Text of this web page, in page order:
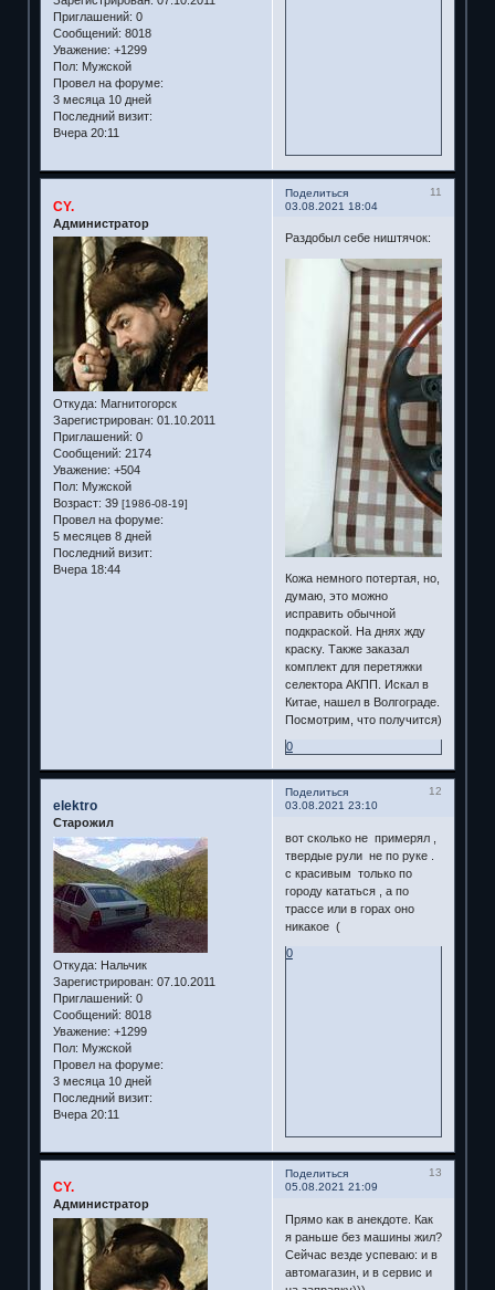
Приглашений: 0
Сообщений: 8018
Уважение: +1299
Пол: Мужской
Провел на форуме:
3 месяца 10 дней
Последний визит:
Вчера 20:11
Поделиться
11
03.08.2021 18:04
CY.
Администратор
Откуда: Магнитогорск
Зарегистрирован: 01.10.2011
Приглашений: 0
Сообщений: 2174
Уважение: +504
Пол: Мужской
Возраст: 39 [1986-08-19]
Провел на форуме:
5 месяцев 8 дней
Последний визит:
Вчера 18:44
Раздобыл себе ништячок:
Кожа немного потертая, но,
думаю, это можно
исправить обычной
подкраской. На днях жду
краску. Также заказал
комплект для перетяжки
селектора АКПП. Искал в
Китае, нашел в Волгограде.
Посмотрим, что получится)
0
Поделиться
12
03.08.2021 23:10
elektro
Старожил
Откуда: Нальчик
Зарегистрирован: 07.10.2011
Приглашений: 0
Сообщений: 8018
Уважение: +1299
Пол: Мужской
Провел на форуме:
3 месяца 10 дней
Последний визит:
Вчера 20:11
вот сколько не примерял ,
твердые рули не по руке .
с красивым только по
городу кататься , а по
трассе или в горах оно
никакое (
0
Поделиться
13
05.08.2021 21:09
CY.
Администратор
Прямо как в анекдоте. Как
я раньше без машины жил?
Сейчас везде успеваю: и в
автомагазин, и в сервис и